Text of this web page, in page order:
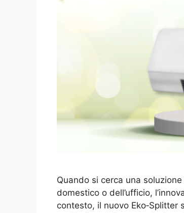
Quando si cerca una
domestico o dell’ufficio,
contesto, il nuovo